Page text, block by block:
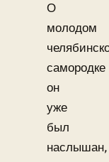
О
молодом
самородке
он
уже
был
наслышан,